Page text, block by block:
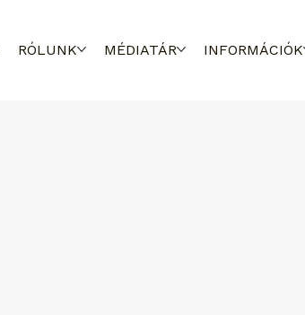
RÓLUNK MÉDIATÁR INFORMÁCIÓK